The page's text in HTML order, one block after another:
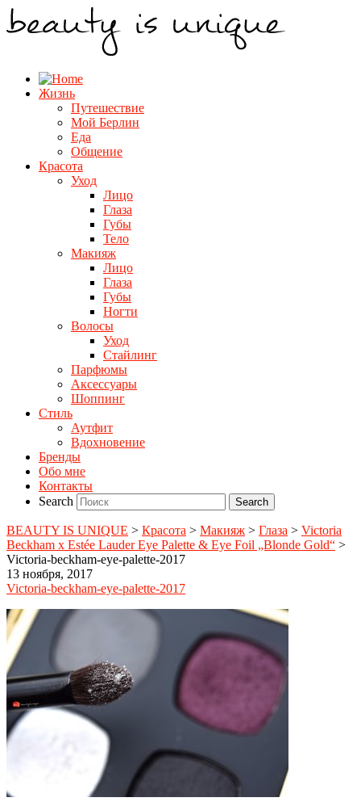
Жизнь
Путешествие
Мой Берлин
Еда
Общение
Красота
Уход
Лицо
Глаза
Губы
Тело
Макияж
Лицо
Глаза
Губы
Ногти
Волосы
Уход
Стайлинг
Парфюмы
Аксессуары
Шоппинг
Стиль
Аутфит
Вдохновение
Бренды
Обо мне
Контакты
Search
BEAUTY IS UNIQUE > Красота > Макияж > Глаза > Victoria
Beckham x Estée Lauder Eye Palette & Eye Foil „Blonde Gold“ >
Victoria-beckham-eye-palette-2017
13 ноября, 2017
Victoria-beckham-eye-palette-2017